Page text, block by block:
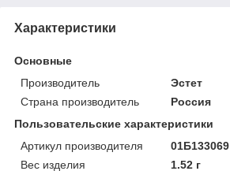
Характеристики
Основные
Производитель
Эстет
Страна производитель
Россия
Пользовательские характеристики
Артикул производителя
01Б133069
Вес изделия
1.52 г